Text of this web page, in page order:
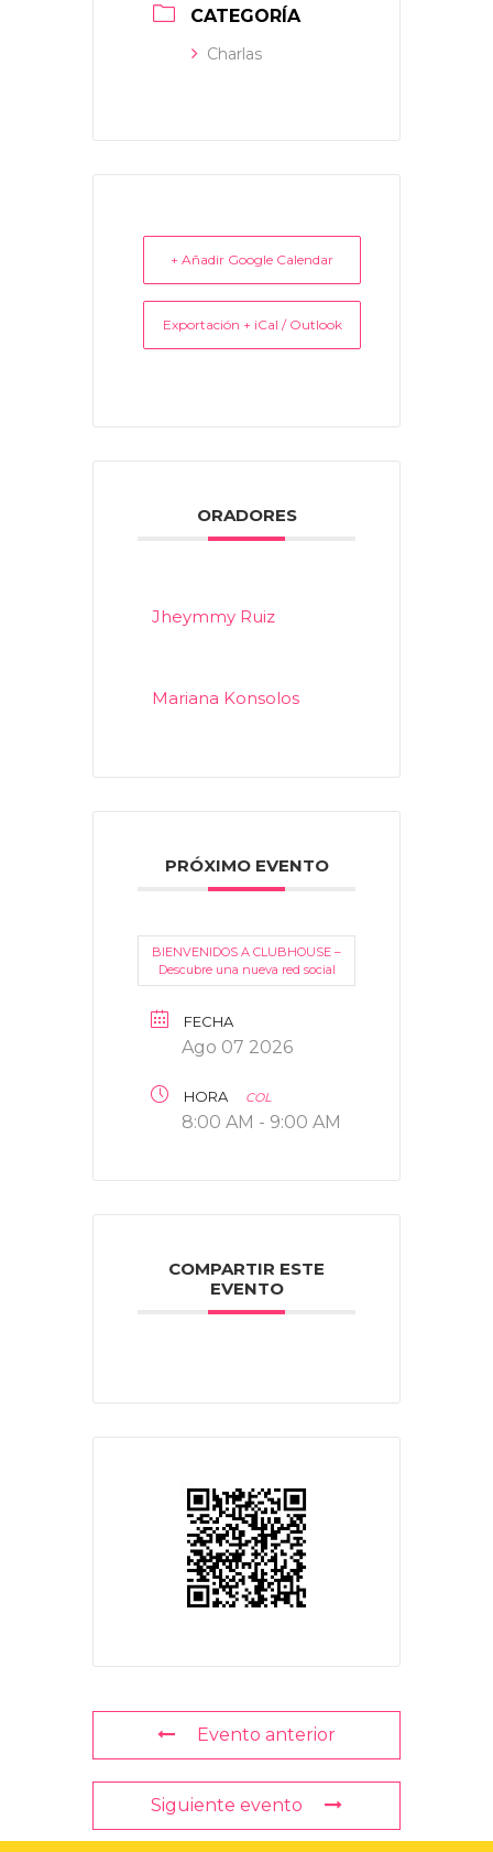
CATEGORÍA
Charlas
+ Añadir Google Calendar
Exportación + iCal / Outlook
ORADORES
Jheymmy Ruiz
Mariana Konsolos
PRÓXIMO EVENTO
BIENVENIDOS A CLUBHOUSE –
Descubre una nueva red social
FECHA
Ago 07 2026
HORA COL
8:00 AM - 9:00 AM
COMPARTIR ESTE
EVENTO
Evento anterior
Siguiente evento